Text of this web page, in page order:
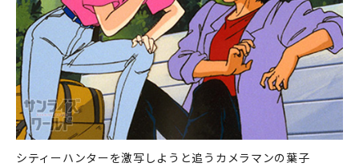
シティーハンターを激写しようと追うカメラマンの葉子